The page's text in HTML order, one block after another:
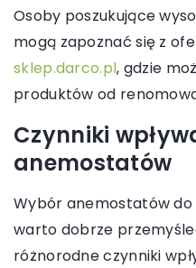
Osoby poszukujące
mogą zapoznać się z
sklep.darco.pl, gdzie
produktów od
Czynniki
anemostatów
Wybór anemostatów
warto dobrze
różnorodne czynniki